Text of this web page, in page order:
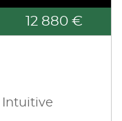
12 880 €
Intuitive